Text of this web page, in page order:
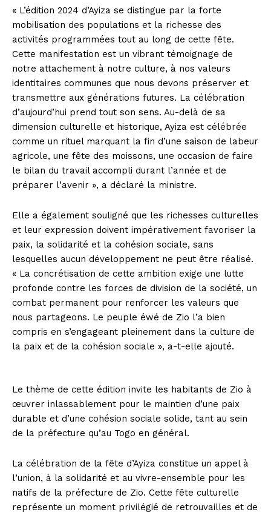
« L’édition 2024 d’Ayiza se distingue par la forte
mobilisation des populations et la richesse des
activités programmées tout au long de cette fête.
Cette manifestation est un vibrant témoignage de
notre attachement à notre culture, à nos valeurs
identitaires communes que nous devons préserver et
transmettre aux générations futures. La célébration
d’aujourd’hui prend tout son sens. Au-delà de sa
dimension culturelle et historique, Ayiza est célébrée
comme un rituel marquant la fin d’une saison de labeur
agricole, une fête des moissons, une occasion de faire
le bilan du travail accompli durant l’année et de
préparer l’avenir », a déclaré la ministre.
Elle a également souligné que les richesses culturelles
et leur expression doivent impérativement favoriser la
paix, la solidarité et la cohésion sociale, sans
lesquelles aucun développement ne peut être réalisé.
« La concrétisation de cette ambition exige une lutte
profonde contre les forces de division de la société, un
combat permanent pour renforcer les valeurs que
nous partageons. Le peuple éwé de Zio l’a bien
compris en s’engageant pleinement dans la culture de
la paix et de la cohésion sociale », a-t-elle ajouté.
Le thème de cette édition invite les habitants de Zio à
œuvrer inlassablement pour le maintien d’une paix
durable et d’une cohésion sociale solide, tant au sein
de la préfecture qu’au Togo en général.
La célébration de la fête d’Ayiza constitue un appel à
l’union, à la solidarité et au vivre-ensemble pour les
natifs de la préfecture de Zio. Cette fête culturelle
représente un moment privilégié de retrouvailles et de